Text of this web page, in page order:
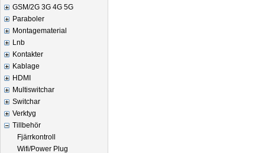
GSM/2G 3G 4G 5G
Paraboler
Montagematerial
Lnb
Kontakter
Kablage
HDMI
Multiswitchar
Switchar
Verktyg
Tillbehör
Fjärrkontroll
Wifi/Power Plug